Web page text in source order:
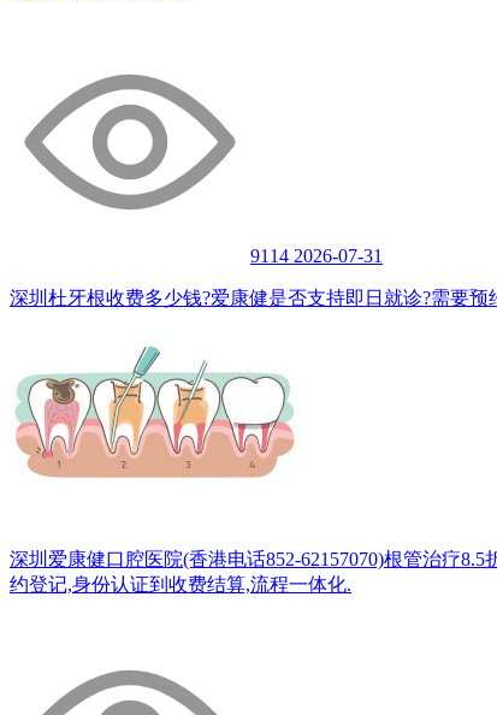
9114 2026-07-31
深圳杜牙根收费多少钱?爱康健是否支持即日就诊?需要预
深圳爱康健口腔医院(香港电话852-62157070)根管治疗
约登记,身份认证到收费结算,流程一体化.